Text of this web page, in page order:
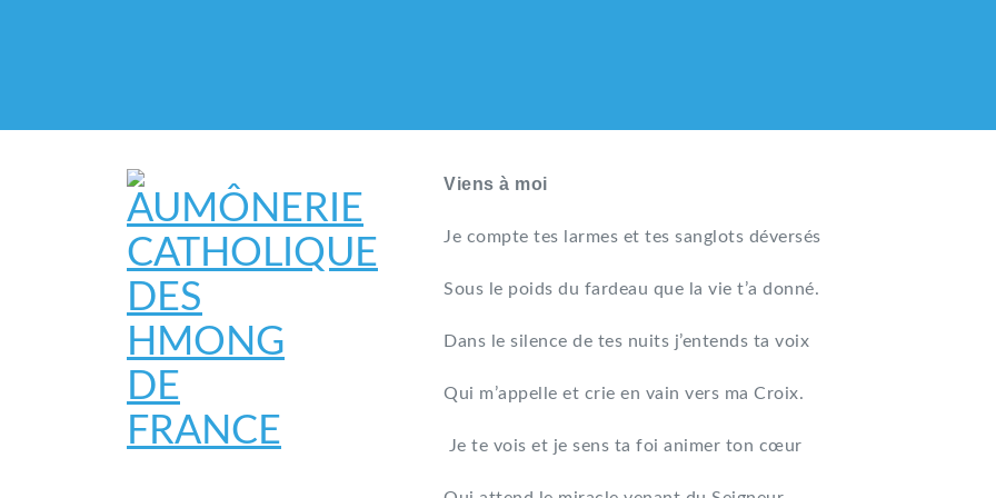
Viens à moi
Je compte tes larmes et tes sanglots déversés
Sous le poids du fardeau que la vie t’a donné.
Dans le silence de tes nuits j’entends ta voix
Qui m’appelle et crie en vain vers ma Croix.
Je te vois et je sens ta foi animer ton cœur